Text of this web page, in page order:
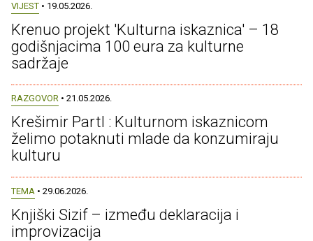
VIJEST • 19.05.2026.
Krenuo projekt 'Kulturna iskaznica' – 18
godišnjacima 100 eura za kulturne
sadržaje
RAZGOVOR • 21.05.2026.
Krešimir Partl : Kulturnom iskaznicom
želimo potaknuti mlade da konzumiraju
kulturu
TEMA • 29.06.2026.
Knjiški Sizif – između deklaracija i
improvizacija